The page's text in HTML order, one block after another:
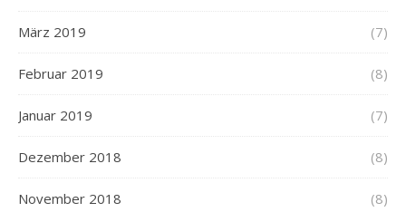
März 2019 (7)
Februar 2019 (8)
Januar 2019 (7)
Dezember 2018 (8)
November 2018 (8)